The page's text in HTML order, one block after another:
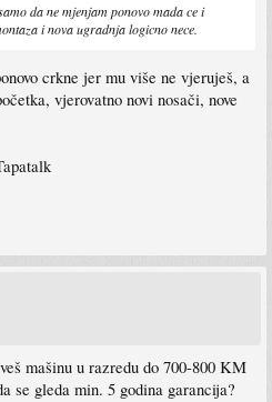
da ne mjenjam ponovo mada ce i
i nova ugradnja logicno nece.
crkne jer mu više ne vjeruješ, a
vjerovatno novi nosači, nove
mašinu u razredu do 700-800 KM
se gleda min. 5 godina garancija?